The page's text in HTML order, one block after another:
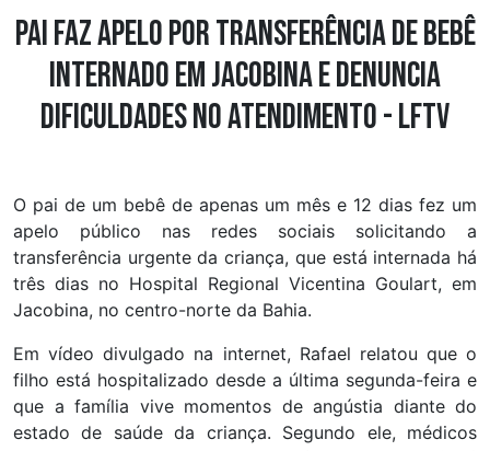
Pai faz apelo por transferência de bebê
internado em Jacobina e denuncia
dificuldades no atendimento - LFTV
O pai de um bebê de apenas um mês e 12 dias fez um
apelo público nas redes sociais solicitando a
transferência urgente da criança, que está internada há
três dias no Hospital Regional Vicentina Goulart, em
Jacobina, no centro-norte da Bahia.
Em vídeo divulgado na internet, Rafael relatou que o
filho está hospitalizado desde a última segunda-feira e
que a família vive momentos de angústia diante do
estado de saúde da criança. Segundo ele, médicos